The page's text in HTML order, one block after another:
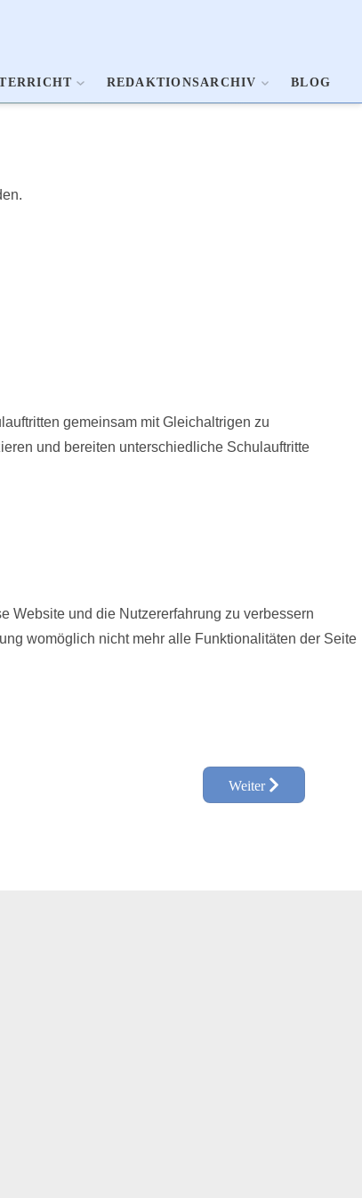
REDAKTIONSARCHIV BLOG
gemeinsam mit Gleichaltrigen zu
und bereiten unterschiedliche Schulauftritte
Weiter
Website und die Nutzererfahrung zu verbessern
womöglich nicht mehr alle Funktionalitäten der Seite